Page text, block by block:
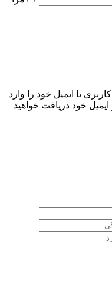
یا ایمیل خود را وارد
خود دریافت خواهید